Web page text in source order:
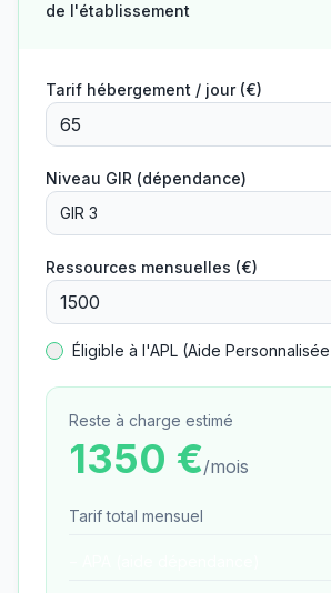
de l'établissement
Tarif hébergement / jour (€)
Niveau GIR (dépendance)
GIR 3
Ressources mensuelles (€)
Éligible à l'APL (Aide
Reste à charge estimé
1350 €/mois
Tarif total mensuel